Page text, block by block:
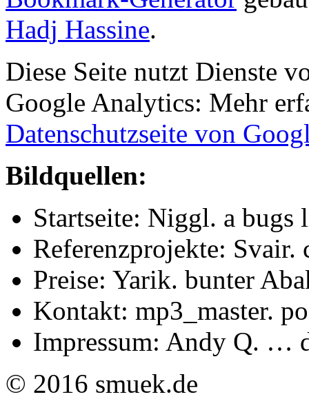
Hadj Hassine.
Diese Seite nutzt Dienste
Google Analytics: Mehr
Datenschutzseite von
Bildquellen:
Startseite: Niggl. a
Referenzprojekte: Svair.
Preise: Yarik. bunter
Kontakt: mp3_master.
Impressum: Andy Q. …
© 2016 smuek.de